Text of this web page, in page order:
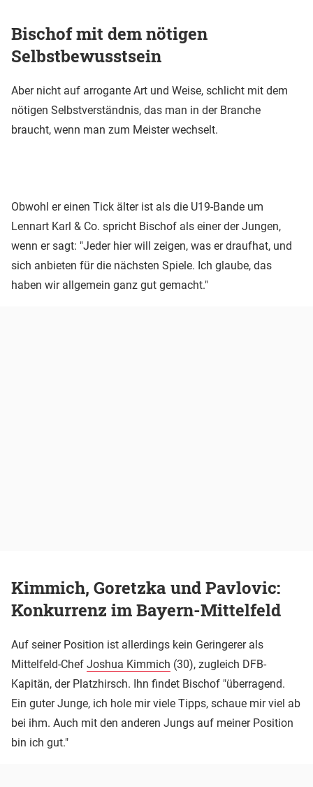
Bischof mit dem nötigen
Selbstbewusstsein
Aber nicht auf arrogante Art und Weise, schlicht mit dem
nötigen Selbstverständnis, das man in der Branche
braucht, wenn man zum Meister wechselt.
Obwohl er einen Tick älter ist als die U19-Bande um
Lennart Karl & Co. spricht Bischof als einer der Jungen,
wenn er sagt: "Jeder hier will zeigen, was er draufhat, und
sich anbieten für die nächsten Spiele. Ich glaube, das
haben wir allgemein ganz gut gemacht."
Kimmich, Goretzka und Pavlovic:
Konkurrenz im Bayern-Mittelfeld
Auf seiner Position ist allerdings kein Geringerer als
Mittelfeld-Chef Joshua Kimmich (30), zugleich DFB-
Kapitän, der Platzhirsch. Ihn findet Bischof "überragend.
Ein guter Junge, ich hole mir viele Tipps, schaue mir viel ab
bei ihm. Auch mit den anderen Jungs auf meiner Position
bin ich gut."